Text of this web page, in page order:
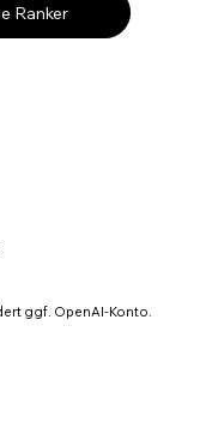
Ranker
ggf. OpenAI-Konto.